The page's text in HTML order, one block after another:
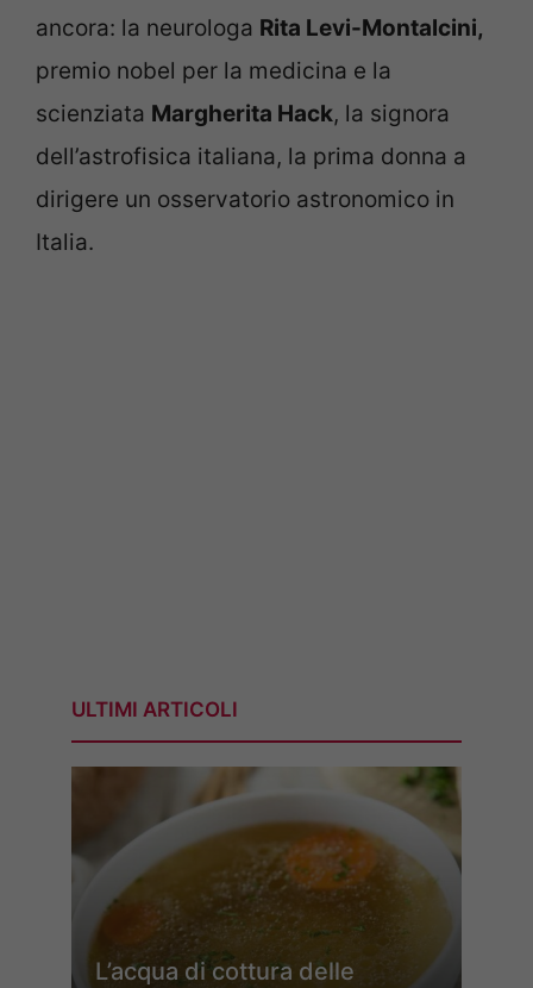
ancora: la neurologa Rita Levi-Montalcini,
premio nobel per la medicina e la
scienziata Margherita Hack, la signora
dell’astrofisica italiana, la prima donna a
dirigere un osservatorio astronomico in
Italia.
ULTIMI ARTICOLI
L’acqua di cottura delle